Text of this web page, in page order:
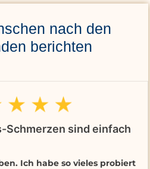
nach den
berichten
Schmerzen sind einfach
Ich habe so vieles probiert